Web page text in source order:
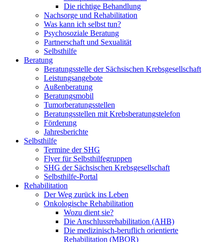
Die richtige Behandlung
Nachsorge und Rehabilitation
Was kann ich selbst tun?
Psychosoziale Beratung
Partnerschaft und Sexualität
Selbsthilfe
Beratung
Beratungsstelle der Sächsischen Krebsgesellschaft
Leistungsangebote
Außenberatung
Beratungsmobil
Tumorberatungsstellen
Beratungsstellen mit Krebsberatungstelefon
Förderung
Jahresberichte
Selbsthilfe
Termine der SHG
Flyer für Selbsthilfegruppen
SHG der Sächsischen Krebsgesellschaft
Selbsthilfe-Portal
Rehabilitation
Der Weg zurück ins Leben
Onkologische Rehabilitation
Wozu dient sie?
Die Anschlussrehabilitation (AHB)
Die medizinisch-beruflich orientierte
Rehabilitation (MBOR)